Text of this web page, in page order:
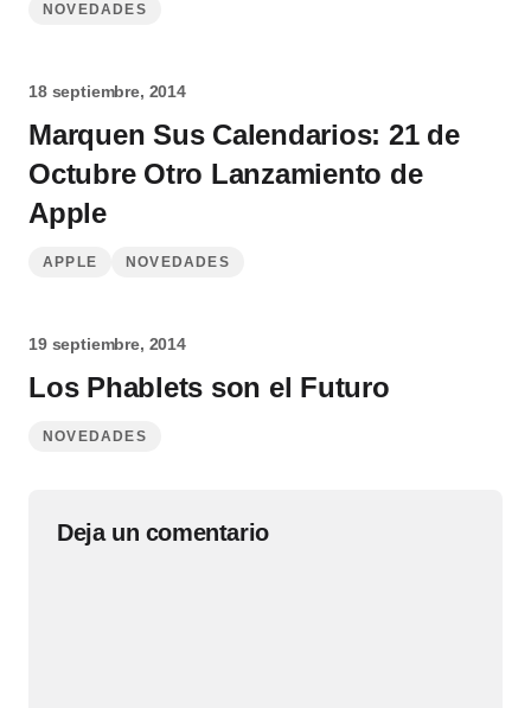
NOVEDADES
18 septiembre, 2014
Marquen Sus Calendarios: 21 de
Octubre Otro Lanzamiento de
Apple
APPLE NOVEDADES
19 septiembre, 2014
Los Phablets son el Futuro
NOVEDADES
Deja un comentario